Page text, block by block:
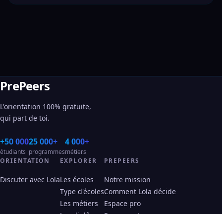
PrePeers
L'orientation 100% gratuite,
qui part de toi.
+50 000
étudiants
25 000+
programmes
4 000+
métiers
ORIENTATION
Discuter avec Lola
EXPLORER
Les écoles
Type d'écoles
Les métiers
PREPEERS
Notre mission
Comment Lola décide
Espace pro